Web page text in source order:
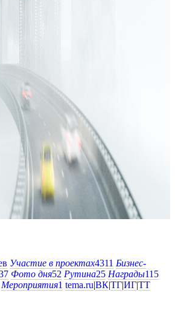
Участие в проектах4311 Бизнес-
Фото дня52 Рутина25 Награды115
Мероприятия1 tema.ru|ВК|ТГ|ИГ|ТТ